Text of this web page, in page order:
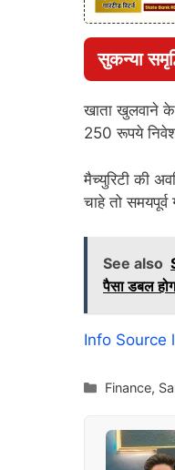
सुकन्या
खाता खुलवाने
250 रूपये
मैच्युरिटी की
चाहे तो
See also
पैसा डबल
Info Source
Categories
Finance,